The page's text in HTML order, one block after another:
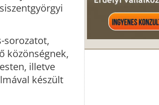
sorozatot,
közönségnek,
illetve
készült